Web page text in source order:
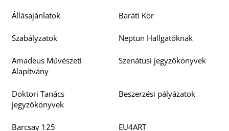
Állásajánlatok Baráti Kör
Szabályzatok Neptun Hallgatóknak
Amadeus Művészeti
Alapítvány
Szenátusi jegyzőkönyvek
Doktori Tanács
jegyzőkönyvek
Beszerzési pályázatok
Barcsay 125 EU4ART